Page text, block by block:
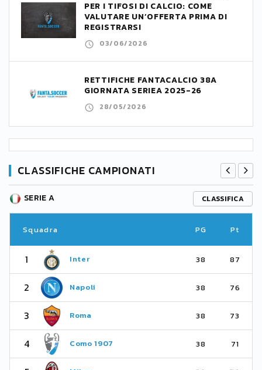
PER I TIFOSI DI CALCIO: COME
VALUTARE UN’OFFERTA PRIMA DI
REGISTRARSI
03/06/2026
RETTIFICHE FANTACALCIO 38A
GIORNATA SERIEA 2025-26
28/05/2026
CLASSIFICHE CAMPIONATI
SERIE A CLASSIFICA
Squadra PG Pt
1 Inter 38 87
2 Napoli 38 76
3 Roma 38 73
4 Como 1907 38 71